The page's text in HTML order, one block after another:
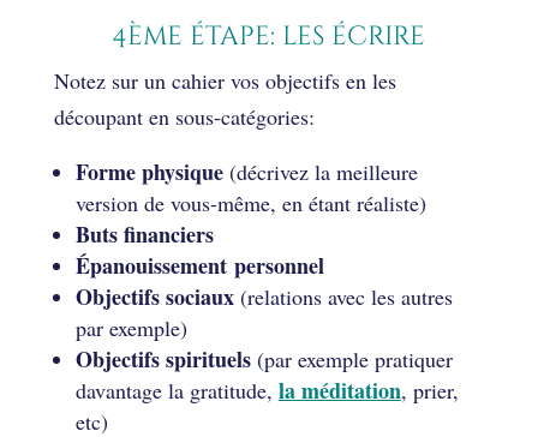
4ème étape: les écrire
Notez sur un cahier vos objectifs en les
découpant en sous-catégories:
Forme physique(décrivez la meilleure
version de vous-même, en étant réaliste)
Buts financiers
Épanouissement personnel
Objectifs sociaux(relations avec les autres
par exemple)
Objectifs spirituels(par exemple pratiquer
davantage la gratitude, la méditation, prier,
etc)